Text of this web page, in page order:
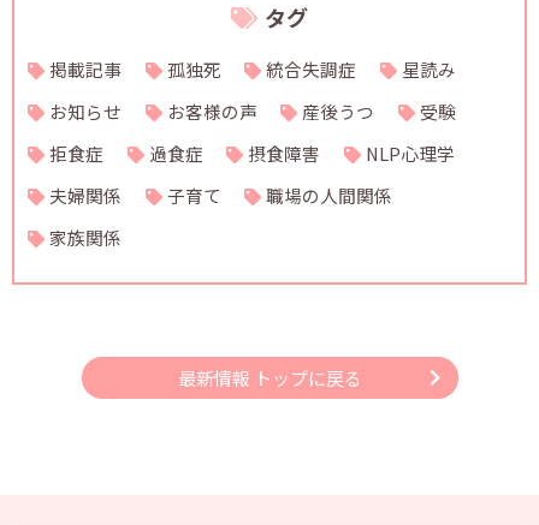
タグ
掲載記事 孤独死 統合失調症
星読み
お知らせ
お客様の声 産後うつ
受験
拒食症
過食症 摂食障害
NLP心理学
夫婦関係
子育て
職場の人間関係
家族関係
最新情報 トップに戻る